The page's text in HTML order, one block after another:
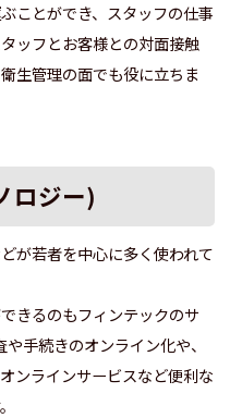
ことができ、スタッフの仕事
ッフとお客様との対面接触
生管理の面でも役に立ちま
ロジー)
が若者を中心に多く使われて
きるのもフィンテックのサ
手続きのオンライン化や、
ンラインサービスなど便利な